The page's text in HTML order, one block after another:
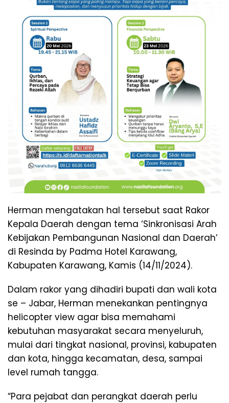
Herman mengatakan hal tersebut saat Rakor
Kepala Daerah dengan tema ‘Sinkronisasi Arah
Kebijakan Pembangunan Nasional dan Daerah’
di Resinda by Padma Hotel Karawang,
Kabupaten Karawang, Kamis (14/11/2024).
Dalam rakor yang dihadiri bupati dan wali kota
se – Jabar, Herman menekankan pentingnya
helicopter view agar bisa memahami
kebutuhan masyarakat secara menyeluruh,
mulai dari tingkat nasional, provinsi, kabupaten
dan kota, hingga kecamatan, desa, sampai
level rumah tangga.
“Para pejabat dan perangkat daerah perlu